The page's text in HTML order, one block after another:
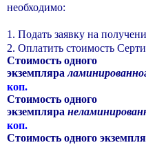
необходимо:
1. Подать заявку на
2. Оплатить стоимость
Стоимость одного
экземпляра
коп.
Стоимость одного
экземпляра
коп.
Стоимость одного